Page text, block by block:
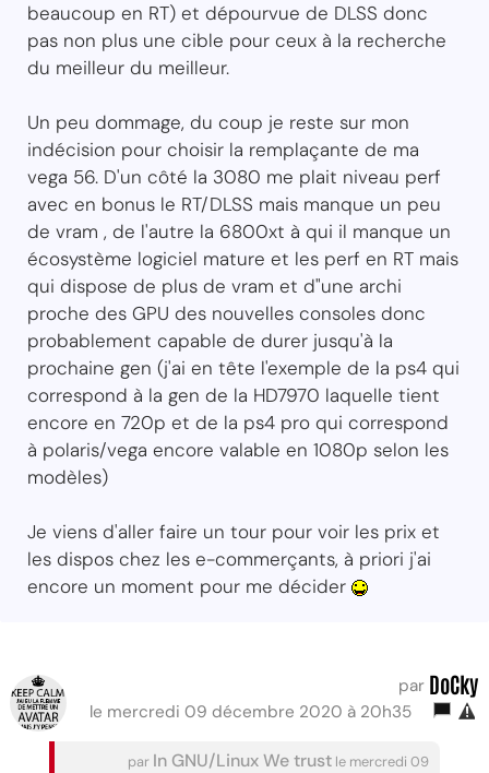
beaucoup en RT) et dépourvue de DLSS donc
pas non plus une cible pour ceux à la recherche
du meilleur du meilleur.
Un peu dommage, du coup je reste sur mon
indécision pour choisir la remplaçante de ma
vega 56. D'un côté la 3080 me plait niveau perf
avec en bonus le RT/DLSS mais manque un peu
de vram , de l'autre la 6800xt à qui il manque un
écosystème logiciel mature et les perf en RT mais
qui dispose de plus de vram et d"une archi
proche des GPU des nouvelles consoles donc
probablement capable de durer jusqu'à la
prochaine gen (j'ai en tête l'exemple de la ps4 qui
correspond à la gen de la HD7970 laquelle tient
encore en 720p et de la ps4 pro qui correspond
à polaris/vega encore valable en 1080p selon les
modèles)
Je viens d'aller faire un tour pour voir les prix et
les dispos chez les e-commerçants, à priori j'ai
encore un moment pour me décider
par DoCky
le mercredi 09 décembre 2020 à 20h35
par In GNU/Linux We trust le mercredi 09